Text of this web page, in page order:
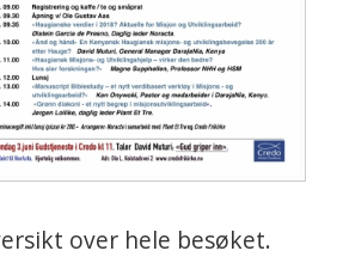
over hele besøket.